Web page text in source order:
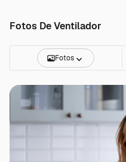
Fotos De Ventilador
Fotos